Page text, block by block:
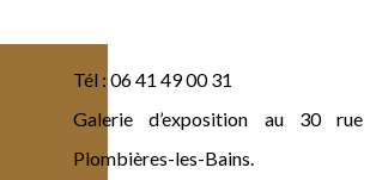
Tél : 06 41 49 00 31
Galerie d’exposition au 30
Plombières-les-Bains.